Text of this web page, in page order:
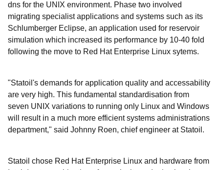
dns for the UNIX environment. Phase two involved
migrating specialist applications and systems such as its
Schlumberger Eclipse, an application used for reservoir
simulation which increased its performance by 10-40 fold
following the move to Red Hat Enterprise Linux sytems.
"Statoil's demands for application quality and accessability
are very high. This fundamental standardisation from
seven UNIX variations to running only Linux and Windows
will result in a much more efficient systems administrations
department," said Johnny Roen, chief engineer at Statoil.
Statoil chose Red Hat Enterprise Linux and hardware from